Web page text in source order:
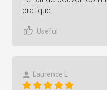
pratique.
Useful
Laurence L